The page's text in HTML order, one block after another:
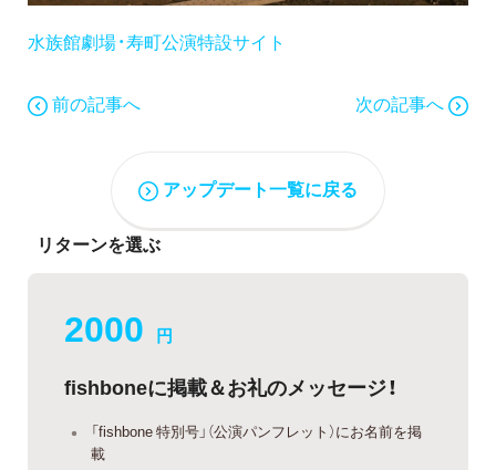
水族館劇場・寿町公演特設サイト
前の記事へ 次の記事へ
アップデート一覧に戻る
リターンを選ぶ
2000 円
fishboneに掲載＆お礼のメッセージ！
「fishbone 特別号」（公演パンフレット）にお名前を掲
載